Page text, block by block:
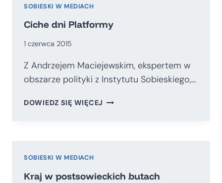
SOBIESKI W MEDIACH
Ciche dni Platformy
1 czerwca 2015
Z Andrzejem Maciejewskim, ekspertem w
obszarze polityki z Instytutu Sobieskiego,…
DOWIEDZ SIĘ WIĘCEJ CICHE
SOBIESKI W MEDIACH
Kraj w postsowieckich butach